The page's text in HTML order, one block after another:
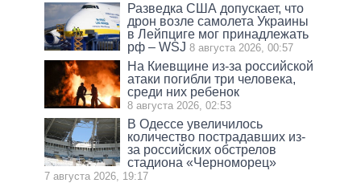
Разведка США допускает, что
дрон возле самолета Украины
в Лейпциге мог принадлежать
рф – WSJ 8 августа 2026, 00:57
На Киевщине из-за российской
атаки погибли три человека,
среди них ребенок
8 августа 2026, 02:53
В Одессе увеличилось
количество пострадавших из-
за российских обстрелов
стадиона «Черноморец»
7 августа 2026, 19:17